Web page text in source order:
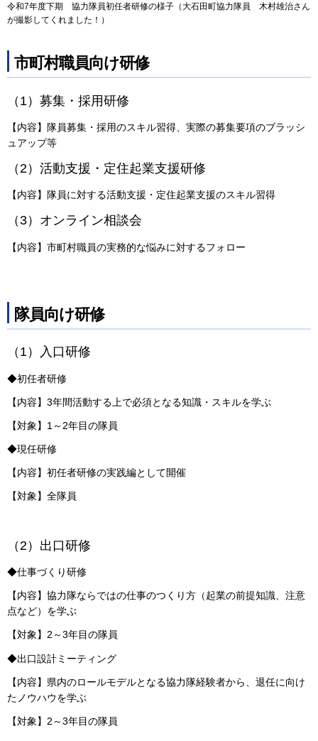
令和7年度下期 協力隊員初任者研修の様子（大石田町協力隊員 木村雄治さん
が撮影してくれました！）
市町村職員向け研修
（1）募集・採用研修
【内容】隊員募集・採用のスキル習得、実際の募集要項のブラッシ
ュアップ等
（2）活動支援・定住起業支援研修
【内容】隊員に対する活動支援・定住起業支援のスキル習得
（3）オンライン相談会
【内容】市町村職員の実務的な悩みに対するフォロー
隊員向け研修
（1）入口研修
◆初任者研修
【内容】3年間活動する上で必須となる知識・スキルを学ぶ
【対象】1～2年目の隊員
◆現任研修
【内容】初任者研修の実践編として開催
【対象】全隊員
（2）出口研修
◆仕事づくり研修
【内容】協力隊ならではの仕事のつくり方（起業の前提知識、注意
点など）を学ぶ
【対象】2～3年目の隊員
◆出口設計ミーティング
【内容】県内のロールモデルとなる協力隊経験者から、退任に向け
たノウハウを学ぶ
【対象】2～3年目の隊員